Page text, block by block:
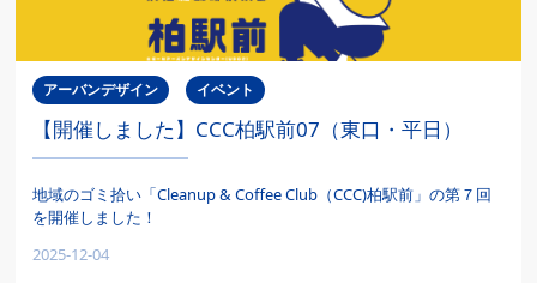
アーバンデザイン イベント
【開催しました】CCC柏駅前07（東口・平日）
地域のゴミ拾い「Cleanup & Coffee Club（CCC)柏駅前」の第７回
を開催しました！
2025-12-04